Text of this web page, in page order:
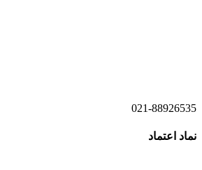
021-88926535
نماد اعتماد